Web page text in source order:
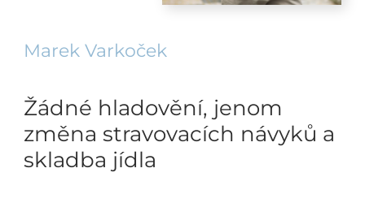
Marek Varkoček
Žádné hladovění, jenom
změna stravovacích návyků a
skladba jídla